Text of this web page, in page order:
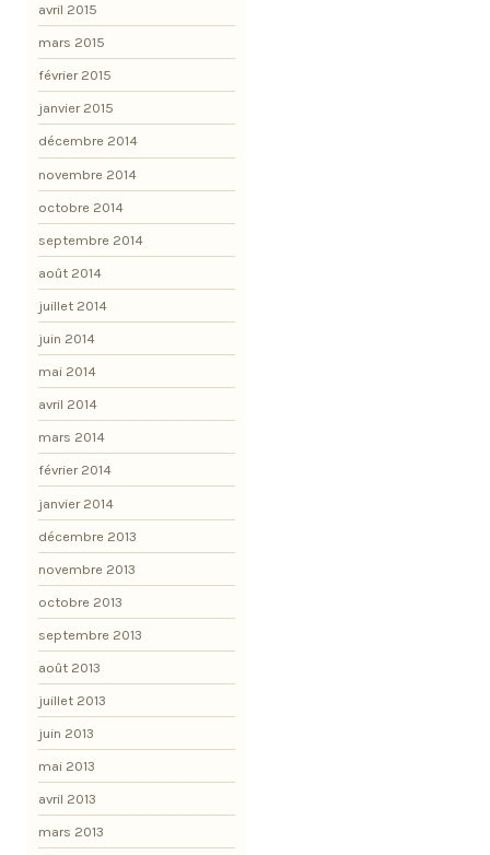
avril 2015
mars 2015
février 2015
janvier 2015
décembre 2014
novembre 2014
octobre 2014
septembre 2014
août 2014
juillet 2014
juin 2014
mai 2014
avril 2014
mars 2014
février 2014
janvier 2014
décembre 2013
novembre 2013
octobre 2013
septembre 2013
août 2013
juillet 2013
juin 2013
mai 2013
avril 2013
mars 2013